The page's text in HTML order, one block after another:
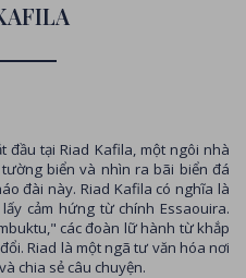
đầu tại Riad Kafila, một ngôi nhà
biển và nhìn ra bãi biển đá
đài này. Riad Kafila có nghĩa là
cảm hứng từ chính Essaouira.
các đoàn lữ hành từ khắp
Riad là một ngã tư văn hóa nơi
chia sẻ câu chuyện.